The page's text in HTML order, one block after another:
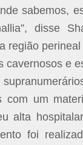
sabemos,
disse
região
cavernosos e
com um
alta
foi